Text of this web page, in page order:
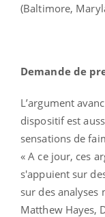
(Baltimore,
Demande de
L’argument
dispositif est
sensations de
« A ce jour, ces
s'appuient sur
sur des analyses
Matthew Hayes,